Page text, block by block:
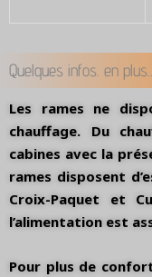
Quelques infos. en plus...
Les rames ne
chauffage. Du
cabines avec la
rames disposent
Croix-Paquet et
l’alimentation est
Pour plus de